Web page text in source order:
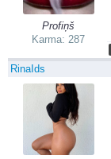
Profiņš
Karma: 287
RinaIds